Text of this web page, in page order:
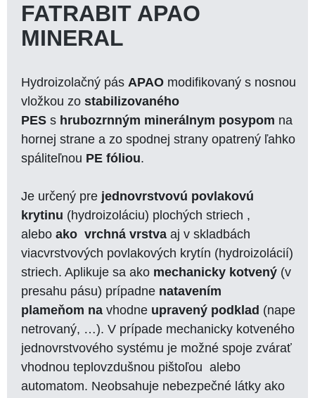
FATRABIT APAO
MINERAL
Hydroizolačný pás APAO modifikovaný s nosnou
vložkou zo stabilizovaného
PES s hrubozrnným minerálnym posypom na
hornej strane a zo spodnej strany opatrený ľahko
spáliteľnou PE fóliou.
Je určený pre jednovrstvovú povlakovú
krytinu (hydroizoláciu) plochých striech ,
alebo ako vrchná vrstva aj v skladbách
viacvrstvových povlakových krytín (hydroizolácií)
striech. Aplikuje sa ako mechanicky kotvený (v
presahu pásu) prípadne natavením
plameňom na vhodne upravený podklad (nape
netrovaný, …). V prípade mechanicky kotveného
jednovrstvového systému je možné spoje zvárať
vhodnou teplovzdušnou pištoľou alebo
automatom. Neobsahuje nebezpečné látky ako